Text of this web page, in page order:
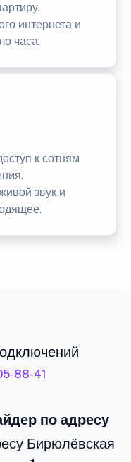
интернета и
часа.
к сотням
звук и
88-41
по адресу
Бирюлёвская